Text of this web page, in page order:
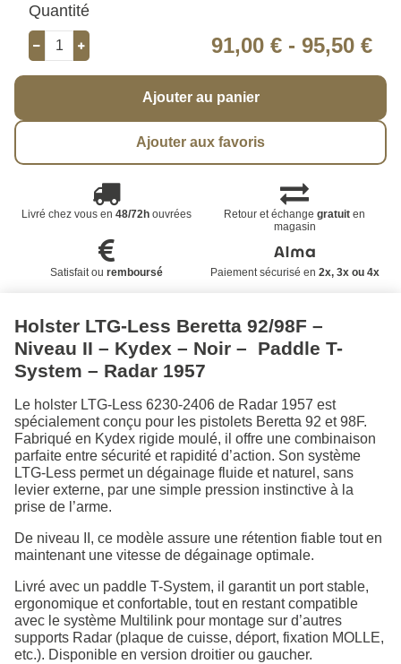
Quantité
91,00 € - 95,50 €
Ajouter au panier
Ajouter aux favoris
Livré chez vous en 48/72houvrées Retour et échangegratuit en
magasin
Satisfait ou remboursé Paiement sécurisé en 2x, 3x ou 4x
Holster LTG-Less Beretta 92/98F –
Niveau II – Kydex – Noir – Paddle T-
System – Radar 1957
Le holster LTG-Less 6230-2406 de Radar 1957 est
spécialement conçu pour les pistolets Beretta 92 et 98F.
Fabriqué en Kydex rigide moulé, il offre une combinaison
parfaite entre sécurité et rapidité d’action. Son système
LTG-Less permet un dégainage fluide et naturel, sans
levier externe, par une simple pression instinctive à la
prise de l’arme.
De niveau II, ce modèle assure une rétention fiable tout en
maintenant une vitesse de dégainage optimale.
Livré avec un paddle T-System, il garantit un port stable,
ergonomique et confortable, tout en restant compatible
avec le système Multilink pour montage sur d’autres
supports Radar (plaque de cuisse, déport, fixation MOLLE,
etc.). Disponible en version droitier ou gaucher.